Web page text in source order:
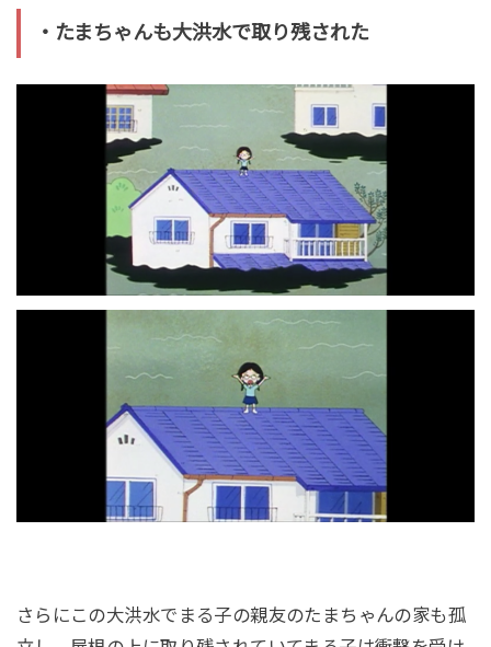
・たまちゃんも大洪水で取り残された
さらにこの大洪水でまる子の親友のたまちゃんの家も孤